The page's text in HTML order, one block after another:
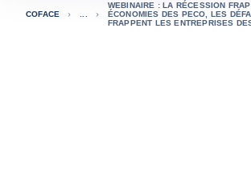
COFACE
WEBINAIRE : LA RÉCESSION
ÉCONOMIES DES PECO, LES
FRAPPENT LES ENTREPRISES